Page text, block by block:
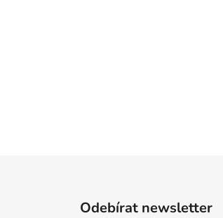
Odebírat newsletter